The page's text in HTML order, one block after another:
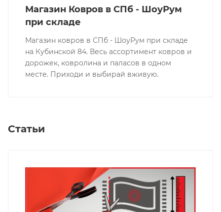
Магазин Ковров в СПб - ШоуРум
при складе
Магазин ковров в СПб - ШоуРум при складе
на Кубинской 84. Весь ассортимент ковров и
дорожек, ковролина и паласов в одном
месте. Приходи и выбирай вживую.
Статьи